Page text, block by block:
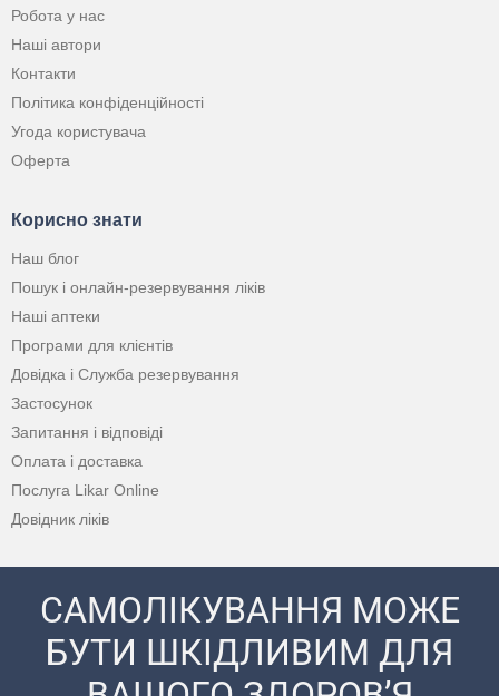
Робота у нас
Наші автори
Контакти
Політика конфіденційності
Угода користувача
Оферта
Корисно знати
Наш блог
Пошук і онлайн-резервування ліків
Наші аптеки
Програми для клієнтів
Довідка і Служба резервування
Застосунок
Запитання і відповіді
Оплата і доставка
Послуга Likar Online
Довідник ліків
САМОЛІКУВАННЯ МОЖЕ
БУТИ ШКІДЛИВИМ ДЛЯ